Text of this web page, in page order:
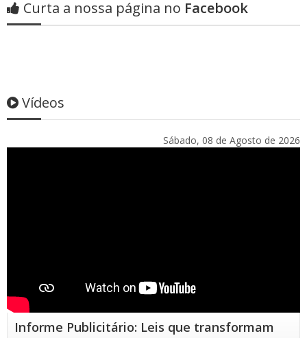
Curta a nossa página no Facebook
Vídeos
Sábado, 08 de Agosto de 2026
Informe Publicitário: Leis que transformam